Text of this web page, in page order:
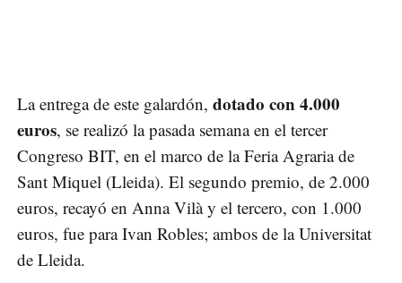
La entrega de este galardón, dotado con 4.000
euros, se realizó la pasada semana en el tercer
Congreso BIT, en el marco de la Feria Agraria de
Sant Miquel (Lleida). El segundo premio, de 2.000
euros, recayó en Anna Vilà y el tercero, con 1.000
euros, fue para Ivan Robles; ambos de la Universitat
de Lleida.